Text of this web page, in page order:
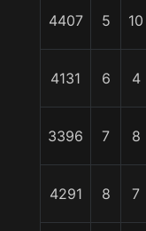
4407 5 10
4131 6 4
3396 7 8
4291 8 7